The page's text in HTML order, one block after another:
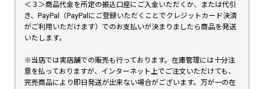
＜３＞商品代金を所定の振込口座にご入金いただくか、または代引
き、PayPal（PayPalにご登録いただくことでクレジットカード決済
がご利用いただけます）でのお支払いが決まりましたら商品を発送
いたします。
※当店では実店舗での販売も行っております。在庫管理には十分注
意を払っておりますが、インターネット上でご注文いただけても、
完売商品により即日発送が出来ない場合がございます。万が一の在